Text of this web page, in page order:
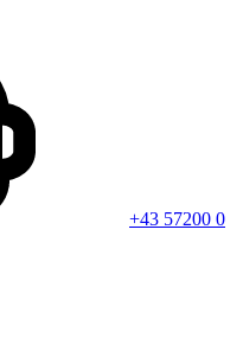
+43 57200 0